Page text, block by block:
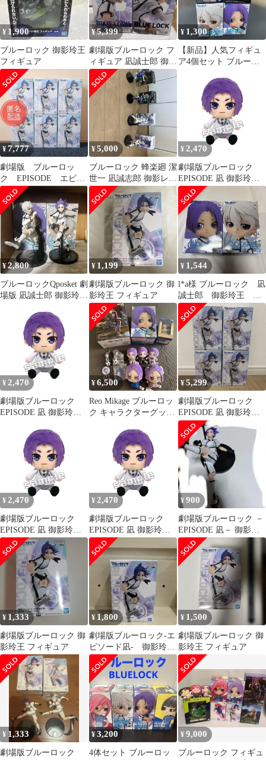
¥ 1,900
ブルーロック 御影玲王
フィギュア
¥5,399
劇場版ブルーロック フ
ィギュア 凪誠士郎 御影
玲王 2種セット
¥ 1,300
【新品】人気フィギュ
ア4個セット ブルーロ
ハーレイ
¥7,777
劇場版 ブルーロッ
ク EPISODE エピソ
ード 凪 御影玲王
フィギュア 6点
¥5,000
ブルーロック 蜂楽廻 潔
世一 凪誠志郎 御影レオ
フィギュア
¥ 2,470
劇場版ブルーロック
EPISODE 凪 御影玲王
Chibiぬいぐるみ [パー
プル] [Chibiぬいぐるみ]
¥2,800
ブルーロックQposket 劇
場版 凪誠士郎 御影玲王
¥ 1,199
劇場版ブルーロック 御
影玲王 フィギュア
¥ 1,544
l*a様 ブルーロック 凪
誠士郎 御影玲王 フ
ィギュア Q posket キ
ュー
¥ 2,470
劇場版ブルーロック
EPISODE 凪 御影玲王
プル] [Chibiぬいぐるみ]
¥6,500
Reo Mikage ブルーロッ
ク キャラクターグッズ
¥5,299
劇場版ブルーロック
EPISODE 凪 御影玲王
フィギュア
¥ 2,470
劇場版ブルーロック
EPISODE 凪 御影玲王
Chibiぬいぐるみ [パー
プル] [Chibiぬいぐるみ]
¥ 2,470
劇場版ブルーロック
EPISODE 凪 御影玲王
Chibiぬいぐるみ [パー
プル] [Chibiぬいぐるみ]
¥ 900
劇場版ブルーロック －
EPISODE 凪－ 御影玲
王 フィギュア
¥ 1,333
劇場版ブルーロック 御
影玲王 フィギュア
¥ 1,800
劇場版ブルーロック-エ
ピソード凪- 御影玲
王 フィギュア
¥ 1,500
劇場版ブルーロック 御
影玲王 フィギュア
¥ 1,333
劇場版ブルーロック
¥3,200
4体セット ブルーロッ
¥9,000
ブルーロック フィギュ